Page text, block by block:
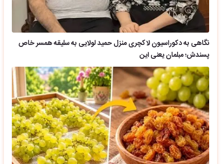
نگاهی به دکوراسیون لاکچری منزل حمید لولایی به سلیقه همسر خاص
پسندش؛ مبلمان یعنی این